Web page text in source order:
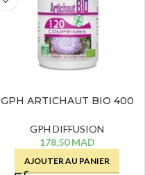
GPH ARTICHAUT BIO 400
GPH DIFFUSION
178,50MAD
AJOUTER AU PANIER